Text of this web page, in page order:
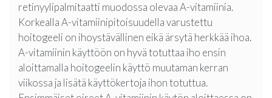
retinyylipalmitaatti muodossa olevaa A-vitamiinia.
Korkealla A-vitamiinipitoisuudella varustettu
hoitogeeli on ihoystävällinen eikä ärsytä herkkää ihoa.
A-vitamiinin käyttöön on hyvä totuttaa iho ensin
aloittamalla hoitogeelin käyttö muutaman kerran
viikossa ja lisätä käyttökertoja ihon totuttua.